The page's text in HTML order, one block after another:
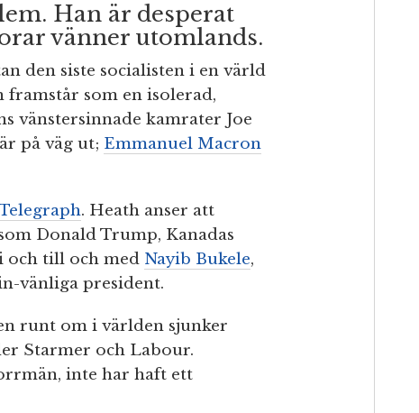
Han är desperat
vänner utomlands.
den siste socialisten i en värld
som en isolerad,
vänstersinnade kamrater Joe
på väg ut; Emmanuel Macron
. Heath anser att
Donald Trump, Kanadas
och till och med Nayib Bukele,
vänliga president.
runt om i världen sjunker
Starmer och Labour.
inte har haft ett